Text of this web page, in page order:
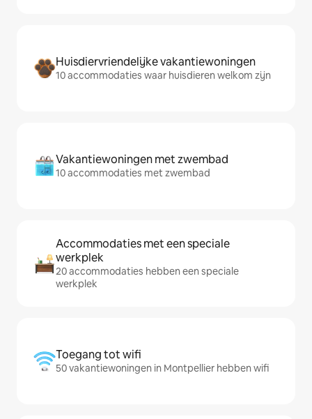
Huisdiervriendelijke vakantiewoningen
10 accommodaties waar huisdieren welkom zijn
Vakantiewoningen met zwembad
10 accommodaties met zwembad
Accommodaties met een speciale
werkplek
20 accommodaties hebben een speciale
werkplek
Toegang tot wifi
50 vakantiewoningen in Montpellier hebben wifi